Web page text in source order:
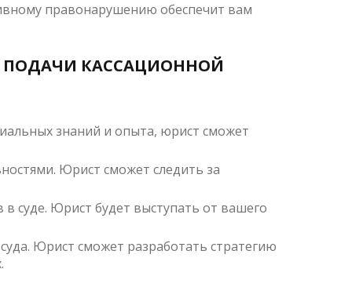
правонарушению обеспечит вам
ПОДАЧИ КАССАЦИОННОЙ
знаний и опыта, юрист сможет
Юрист сможет следить за
в суде. Юрист будет выступать от вашего
Юрист сможет разработать стратегию